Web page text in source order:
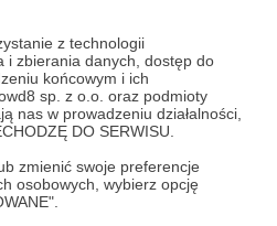
z technologii
i zbierania danych, dostęp do
końcowym i ich
sp. z o.o. oraz podmioty
nas w prowadzeniu działalności,
DO SERWISU.
zmienić swoje preferencje
osobowych, wybierz opcję
Zapomniałeś hasła?
lub